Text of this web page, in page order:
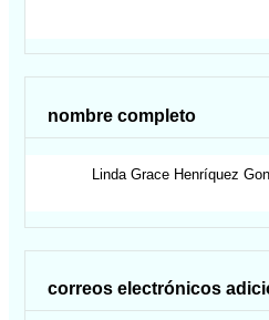
nombre completo
Linda Grace Henríquez
correos electrónicos